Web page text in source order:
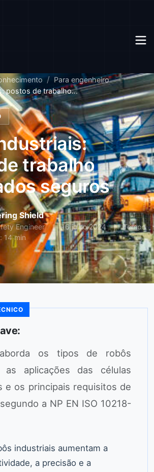
Para engenheiro
postos de trabalho...
trabalho
seguros
Shield
Engineer 16 julho 2024
Tempo
14 min
os tipos de robôs
as aplicações das células
e os principais requisitos de
a NP EN ISO 10218-
industriais aumentam a
a precisão e a